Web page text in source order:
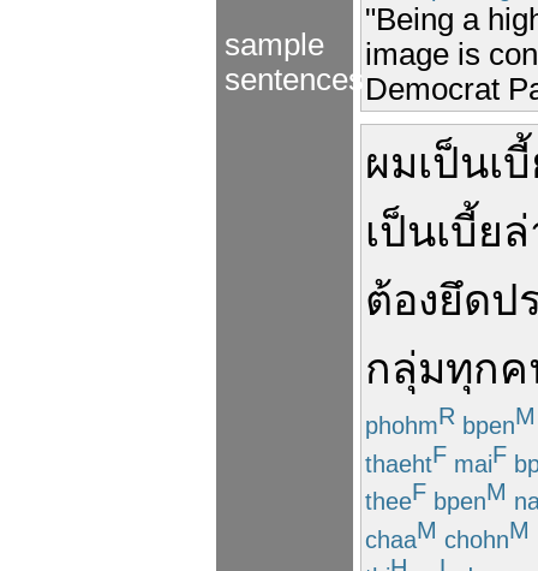
sample
sentences
"Being a
image is
Democrat
ผมเป็นเ
เป็นเบี้ย
ต้องยึดป
กลุ่มทุก
phohmR bpenM
thaehtF maiF
theeF bpenM
chaaM chohnM